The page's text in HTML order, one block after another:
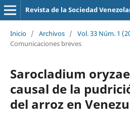
Revista de la Sociedad
Inicio / Archivos / Vol. 33 Núm. 1
Comunicaciones breves
Sarocladium
causal de la
del arroz en